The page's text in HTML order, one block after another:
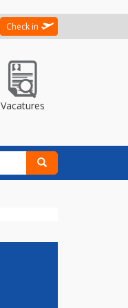
Check in
Vacatures